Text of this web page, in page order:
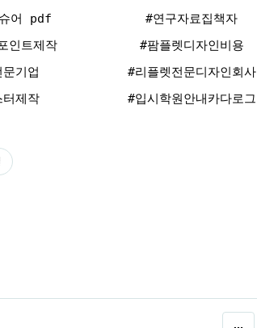
어 pdf
#연구자료집책자
인트제작
#팜플렛디자인비용
기업
#리플렛전문디자인회사
제작 #입시학원안내카다로그